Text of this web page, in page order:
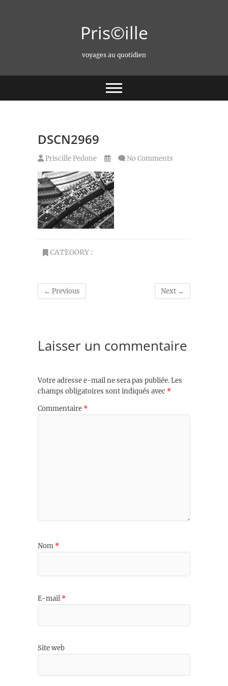
Pris©ille
voyages au quotidien
DSCN2969
Priscille Pedone No Comments
CATEGORY :
← Previous Next →
Laisser un commentaire
Votre adresse e-mail ne sera pas publiée.Les
champs obligatoires sont indiqués avec *
Commentaire *
Nom *
E-mail *
Site web